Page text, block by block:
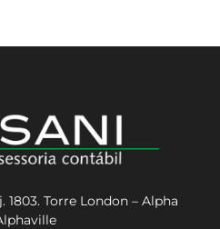
1803. Torre London – Alpha